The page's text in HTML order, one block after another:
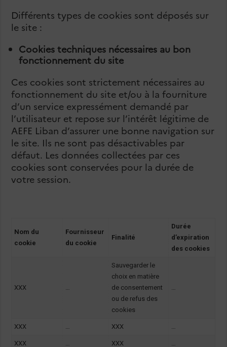
Différents types de cookies sont déposés sur
le site :
Cookies techniques nécessaires au bon
fonctionnement du site
Ces cookies sont strictement nécessaires au
fonctionnement du site et/ou à la fourniture
d’un service expressément demandé par
l’utilisateur et repose sur l’intérêt légitime de
AEFE Liban d’assurer une bonne navigation sur
le site. Ils ne sont pas désactivables par
défaut. Les données collectées par ces
cookies sont conservées pour la durée de
votre session.
Nom du
cookie
Fournisseur
du cookie
Finalité
Durée
d’expiration
des cookies
XXX …
Sauvegarder le
choix en matière
de consentement
ou de refus des
cookies
…
XXX … XXX …
XXX … XXX …